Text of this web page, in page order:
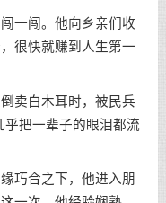
一闯。他向乡亲们收
很快就赚到人生第一
卖白木耳时，被民兵
乎把一辈子的眼泪都流
巧合之下，他进入朋